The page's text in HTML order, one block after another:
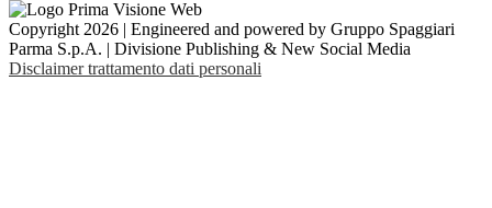
Copyright 2026 | Engineered and powered by Gruppo Spaggiari
Parma S.p.A. | Divisione Publishing & New Social Media
Disclaimer trattamento dati personali